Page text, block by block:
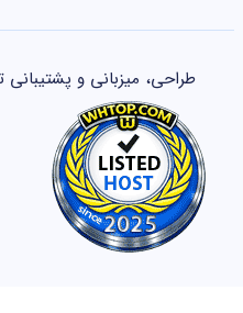
طراحی، میزبانی و